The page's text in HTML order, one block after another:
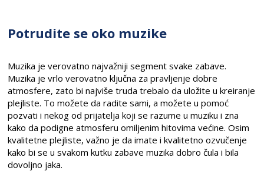
Potrudite se oko muzike
Muzika je verovatno najvažniji segment svake zabave.
Muzika je vrlo verovatno ključna za pravljenje dobre
atmosfere, zato bi najviše truda trebalo da uložite u kreiranje
plejliste. To možete da radite sami, a možete u pomoć
pozvati i nekog od prijatelja koji se razume u muziku i zna
kako da podigne atmosferu omiljenim hitovima većine. Osim
kvalitetne plejliste, važno je da imate i kvalitetno ozvučenje
kako bi se u svakom kutku zabave muzika dobro čula i bila
dovoljno jaka.